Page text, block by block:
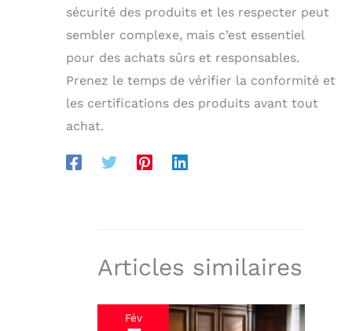
sécurité des produits et les respecter peut
sembler complexe, mais c’est essentiel
pour des achats sûrs et responsables.
Prenez le temps de vérifier la conformité et
les certifications des produits avant tout
achat.
Articles similaires
Fév